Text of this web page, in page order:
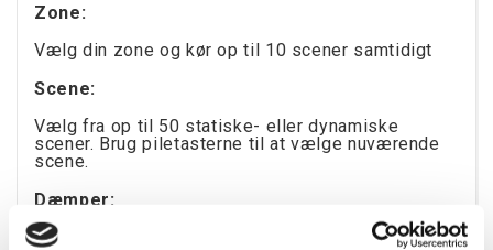
Zone:
Vælg din zone og kør op til 10 scener samtidigt
Scene:
Vælg fra op til 50 statiske- eller dynamiske
scener. Brug piletasterne til at vælge nuværende
scene.
Dæmper:
Gør dit lys mørkere/lysere og juster mætningen.